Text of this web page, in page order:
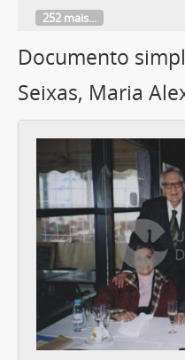
252 mais...
Documento
Seixas, Maria